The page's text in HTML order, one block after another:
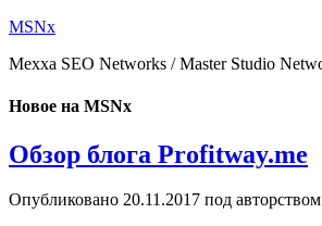
MSNx
Mexxa SEO Networks / Master Studio
Новое на MSNx
Обзор блога Profitway.me
Опубликовано 20.11.2017 под авторством